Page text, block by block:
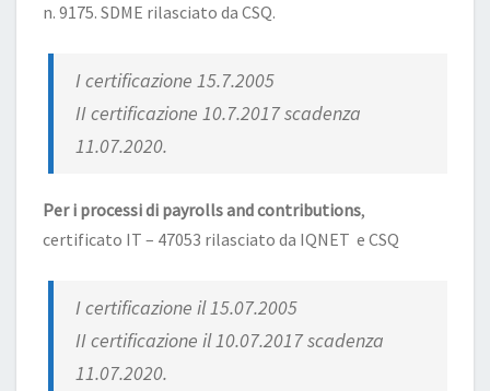
n. 9175. SDME rilasciato da CSQ.
I certificazione 15.7.2005
II certificazione 10.7.2017 scadenza
11.07.2020.
Per i processi di payrolls and contributions,
certificato IT – 47053 rilasciato da IQNET e CSQ
I certificazione il 15.07.2005
II certificazione il 10.07.2017 scadenza
11.07.2020.